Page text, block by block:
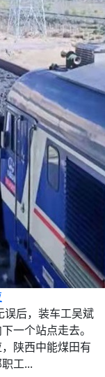
误后，装车工吴斌
一个站点走去。
陕西中能煤田有
工...